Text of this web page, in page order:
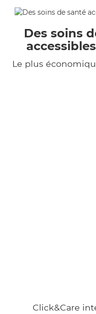
Des soins
Le plus
Click&Care